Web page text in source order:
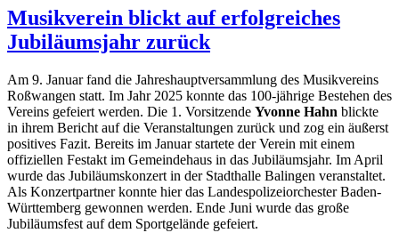
Musikverein blickt auf erfolgreiches
Jubiläumsjahr zurück
Am 9. Januar fand die Jahreshauptversammlung des Musikvereins
Roßwangen statt. Im Jahr 2025 konnte das 100-jährige Bestehen des
Vereins gefeiert werden. Die 1. Vorsitzende Yvonne Hahn blickte
in ihrem Bericht auf die Veranstaltungen zurück und zog ein äußerst
positives Fazit. Bereits im Januar startete der Verein mit einem
offiziellen Festakt im Gemeindehaus in das Jubiläumsjahr. Im April
wurde das Jubiläumskonzert in der Stadthalle Balingen veranstaltet.
Als Konzertpartner konnte hier das Landespolizeiorchester Baden-
Württemberg gewonnen werden. Ende Juni wurde das große
Jubiläumsfest auf dem Sportgelände gefeiert.